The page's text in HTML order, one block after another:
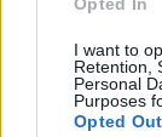
I want to
Retention,
Personal
Purposes
Opted Out